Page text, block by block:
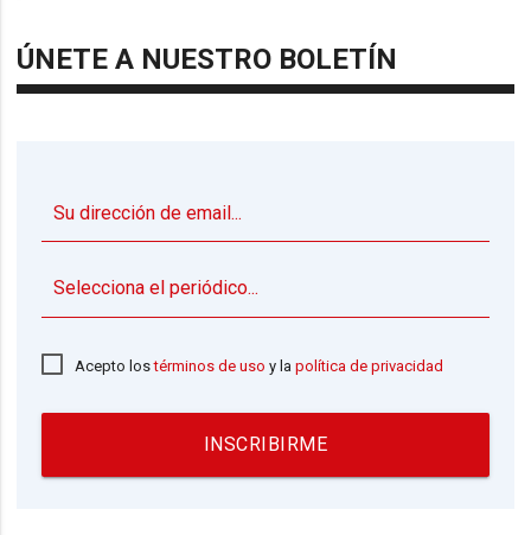
ÚNETE A NUESTRO BOLETÍN
Acepto lostérminos de uso y lapolítica de privacidad
INSCRIBIRME